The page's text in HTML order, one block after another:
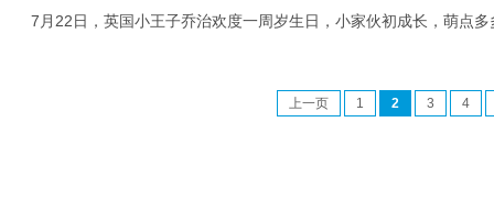
7月22日，英国小王子乔治欢度一周岁生日，小家伙初成长，萌点
上一页 1 2 3 4